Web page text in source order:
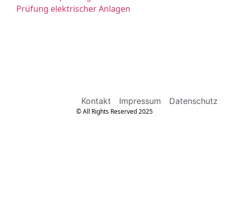
Prüfung elektrischer Anlagen
Kontakt Impressum Datenschutz
© All Rights Reserved 2025